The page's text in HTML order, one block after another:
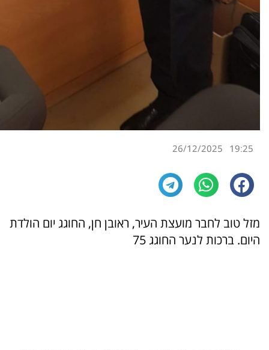
19:25
26/12/2025
מזל טוב לחבר מועצת העיר, ראובן חן, החוגג יום הולדת
היום. ברכות לנער החוגג 75